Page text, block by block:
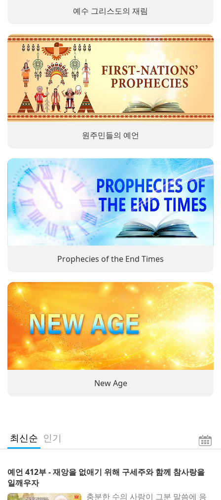
예수 그리스도의 재림
원주민들의 예언
Prophecies of the End Times
New Age
최신순 인기
예언 412부 - 재앙을 없애기 위해 구세주와 함께 참사랑을
일깨우자
충분한 수의 사람이 그분 말씀에 응